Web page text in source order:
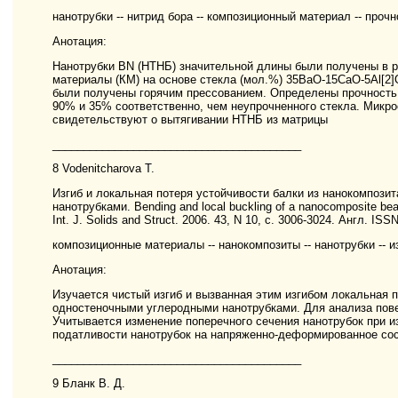
нанотрубки -- нитрид бора -- композиционный материал --
Анотация:
Нанотрубки BN (НТНБ) значительной длины были получены в
материалы (КМ) на основе стекла (мол.%) 35BaO-15CaO-
были получены горячим прессованием. Определены
90% и 35% соответственно, чем неупрочненного стекла.
свидетельствуют о вытягивании НТНБ из матрицы
8 Vodenitcharova T.
Изгиб и локальная потеря устойчивости балки из
нанотрубками. Bending and local buckling of a nanocomposite
Int. J. Solids and Struct. 2006. 43, N 10, с. 3006-3024. Англ.
композиционные материалы -- нанокомпозиты -- нанотрубки --
Анотация:
Изучается чистый изгиб и вызванная этим изгибом локальная
одностеночными углеродными нанотрубками. Для анализа
Учитывается изменение поперечного сечения нанотрубок при
податливости нанотрубок на напряженно-деформированное
9 Бланк В. Д.